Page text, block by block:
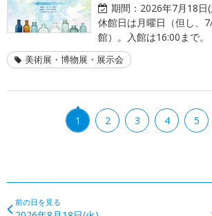
期間： 2026年7月18
休館日は月曜日（但し、
館）。入館は16:00まで。
美術展・博物展・展示会
1 2 3 4 5
前の日を見る